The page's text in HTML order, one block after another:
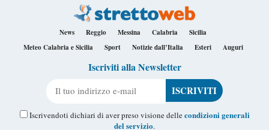
News Reggio Messina Calabria
Sicilia
Meteo Calabria e Sicilia
Sport Notizie dall’Italia Esteri Auguri
Iscriviti alla Newsletter
Iscrivendoti dichiari di aver preso visione dellecondizioni generali
del servizio.